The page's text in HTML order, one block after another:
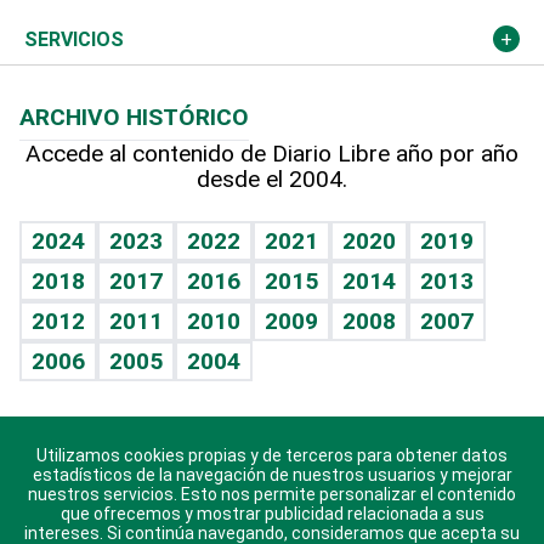
Resto del mundo
Economía personal
Podcast Arte Libre
Hablando con el pediatra
Vida y familia
Eñe
Celebrando la vida
Sin complejos
En pocas palabras
Escuchando al corazón
Economía Personal
Más deportes
TBT Deportivo
Columnistas
Más firmas
Cambio climático
Opinión
Hecho en casa
Guía del dinero
SERVICIOS
Cumpleaños
Horóscopos
Crucigramas
ARCHIVO HISTÓRICO
Accede al contenido de Diario Libre año por año
desde el 2004.
2024 2023 2022 2021 2020
2019
2018
2017 2016 2015 2014
2013
2012
2011 2010 2009 2008
2007
2006
2005 2004
Descarga nuestras aplicaciones para Android, iOS y
sistema Huawei.
Utilizamos cookies propias y de terceros para obtener datos
estadísticos de la navegación de nuestros usuarios y mejorar
nuestros servicios. Esto nos permite personalizar el contenido
que ofrecemos y mostrar publicidad relacionada a sus
intereses. Si continúa navegando, consideramos que acepta su